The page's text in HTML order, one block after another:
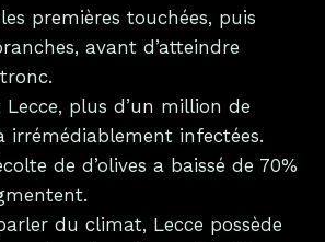
premières touchées, puis
avant d’atteindre
plus d’un million de
irrémédiablement infectées.
de d’olives a baissé de 70%
du climat, Lecce possède